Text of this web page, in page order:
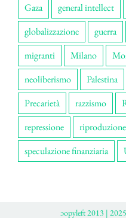
Gaza
general intellect
globalizzazione
guerra
migranti
Milano
neoliberismo
Palestina
Precarietà
razzismo
repressione
speculazione finanziaria
ɔopyleft 2013 |